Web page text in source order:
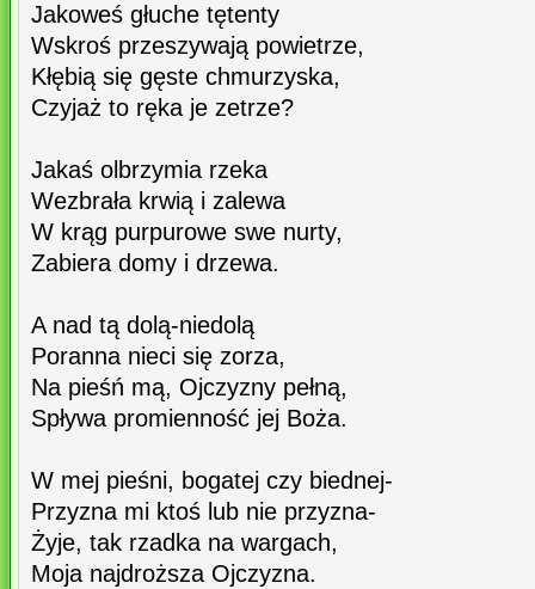
Jakoweś głuche tętenty
Wskroś przeszywają powietrze,
Kłębią się gęste chmurzyska,
Czyjaż to ręka je zetrze?
Jakaś olbrzymia rzeka
Wezbrała krwią i zalewa
W krąg purpurowe swe nurty,
Zabiera domy i drzewa.
A nad tą dolą-niedolą
Poranna nieci się zorza,
Na pieśń mą, Ojczyzny pełną,
Spływa promienność jej Boża.
W mej pieśni, bogatej czy biednej-
Przyzna mi ktoś lub nie przyzna-
Żyje, tak rzadka na wargach,
Moja najdroższa Ojczyzna.